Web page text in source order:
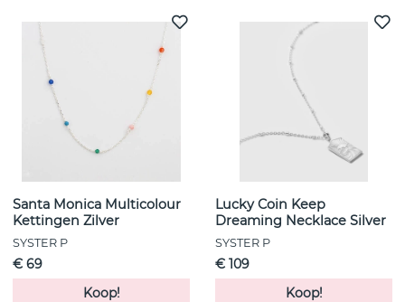
Santa Monica Multicolour
Kettingen Zilver
SYSTER P
€ 69
Koop!
Lucky Coin Keep
Dreaming Necklace Silver
SYSTER P
€ 109
Koop!